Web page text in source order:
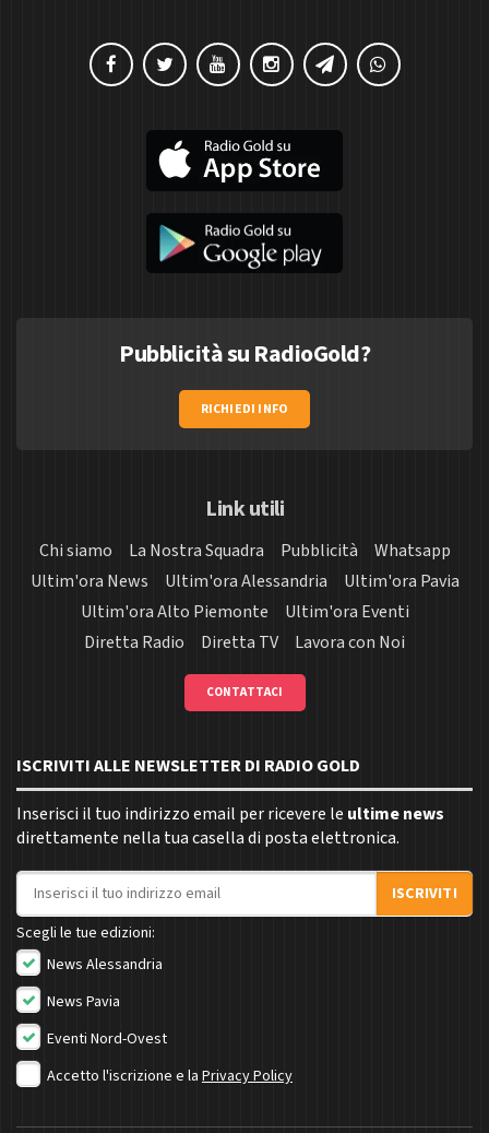
Pubblicità su RadioGold?
RICHIEDI INFO
Link utili
Chi siamo La Nostra Squadra Pubblicità
Whatsapp
Ultim'ora News
Ultim'ora Alessandria
Ultim'ora Pavia
Ultim'ora Alto Piemonte
Ultim'ora Eventi
Diretta Radio
Diretta TV Lavora con Noi
CONTATTACI
ISCRIVITI ALLE NEWSLETTER DI RADIO GOLD
Inserisci il tuo indirizzo email per ricevere le ultime news
direttamente nella tua casella di posta elettronica.
Indirizzo email
ISCRIVITI
Scegli le tue edizioni:
News Alessandria
News Pavia
Eventi Nord-Ovest
Accetto l'iscrizione e la Privacy Policy